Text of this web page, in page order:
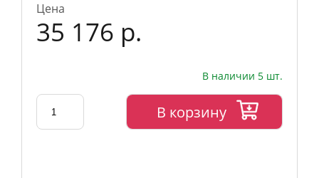
Цена
35 176 р.
В наличии 5 шт.
В корзину